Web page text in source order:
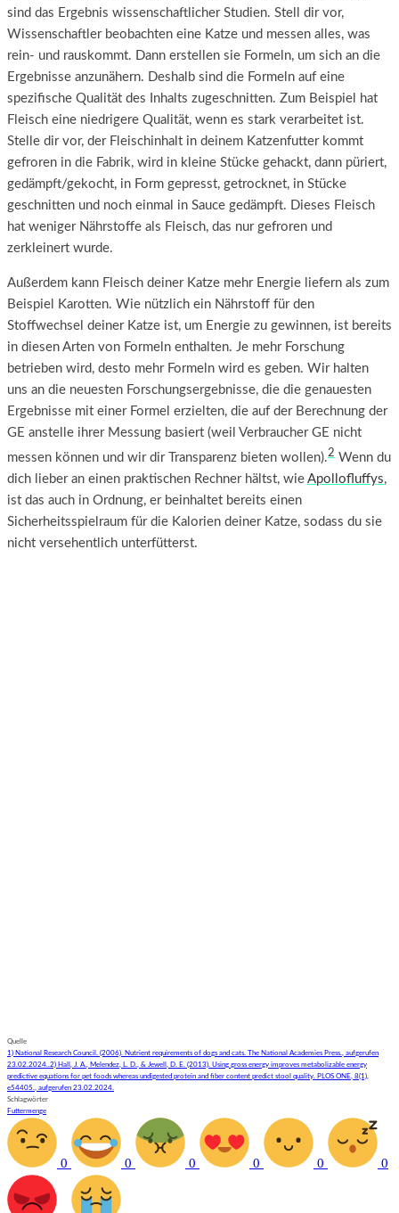
sind das Ergebnis wissenschaftlicher Studien. Stell dir vor,
Wissenschaftler beobachten eine Katze und messen alles, was
rein- und rauskommt. Dann erstellen sie Formeln, um sich an die
Ergebnisse anzunähern. Deshalb sind die Formeln auf eine
spezifische Qualität des Inhalts zugeschnitten. Zum Beispiel hat
Fleisch eine niedrigere Qualität, wenn es stark verarbeitet ist.
Stelle dir vor, der Fleischinhalt in deinem Katzenfutter kommt
gefroren in die Fabrik, wird in kleine Stücke gehackt, dann püriert,
gedämpft/gekocht, in Form gepresst, getrocknet, in Stücke
geschnitten und noch einmal in Sauce gedämpft. Dieses Fleisch
hat weniger Nährstoffe als Fleisch, das nur gefroren und
zerkleinert wurde.
Außerdem kann Fleisch deiner Katze mehr Energie liefern als zum
Beispiel Karotten. Wie nützlich ein Nährstoff für den
Stoffwechsel deiner Katze ist, um Energie zu gewinnen, ist bereits
in diesen Arten von Formeln enthalten. Je mehr Forschung
betrieben wird, desto mehr Formeln wird es geben. Wir halten
uns an die neuesten Forschungsergebnisse, die die genauesten
Ergebnisse mit einer Formel erzielten, die auf der Berechnung der
GE anstelle ihrer Messung basiert (weil Verbraucher GE nicht
messen können und wir dir Transparenz bieten wollen).2 Wenn du
dich lieber an einen praktischen Rechner hältst, wie Apollofluffys,
ist das auch in Ordnung, er beinhaltet bereits einen
Sicherheitsspielraum für die Kalorien deiner Katze, sodass du sie
nicht versehentlich unterfütterst.
Quelle
1) National Research Council. (2006). Nutrient requirements of dogs and cats. The National Academies Press., aufgerufen
23.02.2024..2) Hall, J. A., Melendez, L. D., & Jewell, D. E. (2013). Using gross energy improves metabolizable energy
predictive equations for pet foods whereas undigested protein and fiber content predict stool quality. PLOS ONE, 8(1),
e54405., aufgerufen 23.02.2024.
Schlagwörter
Futtermenge
0 0 0 0 0 0